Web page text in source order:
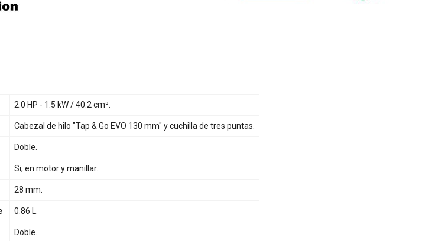
2.0 HP - 1.5 kW / 40.2 cm³.
Cabezal de hilo "Tap & Go EVO 130 mm" y cuchilla de tres puntas.
Doble.
Si, en motor y manillar.
28 mm.
0.86 L.
Doble.